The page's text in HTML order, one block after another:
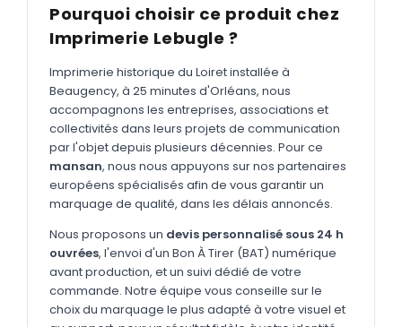
GOODIES
Catalogue complet Nouveau
Bureau & écriture
Sacs & voyages
Verres & déjeuner
Technologie
Vêtements
Outils & porte-clés
Cuisine
Pourquoi choisir ce produit chez
Imprimerie Lebugle ?
Imprimerie historique du Loiret installée à
Beaugency, à 25 minutes d'Orléans, nous
accompagnons les entreprises, associations et
collectivités dans leurs projets de communication
par l'objet depuis plusieurs décennies. Pour ce
mansan, nous nous appuyons sur nos partenaires
européens spécialisés afin de vous garantir un
marquage de qualité, dans les délais annoncés.
Nous proposons un devis personnalisé sous 24 h
ouvrées, l'envoi d'un Bon À Tirer (BAT) numérique
avant production, et un suivi dédié de votre
commande. Notre équipe vous conseille sur le
choix du marquage le plus adapté à votre visuel et